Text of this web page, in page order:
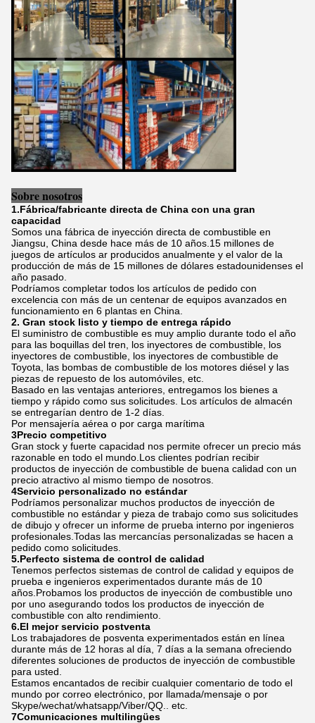
Sobre nosotros
1.Fábrica/fabricante directa de China con una gran
capacidad
Somos una fábrica de inyección directa de combustible en
Jiangsu, China desde hace más de 10 años.15 millones de
juegos de artículos ar producidos anualmente y el valor de la
producción de más de 15 millones de dólares estadounidenses el
año pasado.
Podríamos completar todos los artículos de pedido con
excelencia con más de un centenar de equipos avanzados en
funcionamiento en 6 plantas en China.
2. Gran stock listo y tiempo de entrega rápido
El suministro de combustible es muy amplio durante todo el año
para las boquillas del tren, los inyectores de combustible, los
inyectores de combustible, los inyectores de combustible de
Toyota, las bombas de combustible de los motores diésel y las
piezas de repuesto de los automóviles, etc.
Basado en las ventajas anteriores, entregamos los bienes a
tiempo y rápido como sus solicitudes. Los artículos de almacén
se entregarían dentro de 1-2 días.
Por mensajería aérea o por carga marítima
3Precio competitivo
Gran stock y fuerte capacidad nos permite ofrecer un precio más
razonable en todo el mundo.Los clientes podrían recibir
productos de inyección de combustible de buena calidad con un
precio atractivo al mismo tiempo de nosotros.
4Servicio personalizado no estándar
Podríamos personalizar muchos productos de inyección de
combustible no estándar y pieza de trabajo como sus solicitudes
de dibujo y ofrecer un informe de prueba interno por ingenieros
profesionales.Todas las mercancías personalizadas se hacen a
pedido como solicitudes.
5.Perfecto sistema de control de calidad
Tenemos perfectos sistemas de control de calidad y equipos de
prueba e ingenieros experimentados durante más de 10
años.Probamos los productos de inyección de combustible uno
por uno asegurando todos los productos de inyección de
combustible con alto rendimiento.
6.El mejor servicio postventa
Los trabajadores de posventa experimentados están en línea
durante más de 12 horas al día, 7 días a la semana ofreciendo
diferentes soluciones de productos de inyección de combustible
para usted.
Estamos encantados de recibir cualquier comentario de todo el
mundo por correo electrónico, por llamada/mensaje o por
Skype/wechat/whatsapp/Viber/QQ.. etc.
7Comunicaciones multilingües